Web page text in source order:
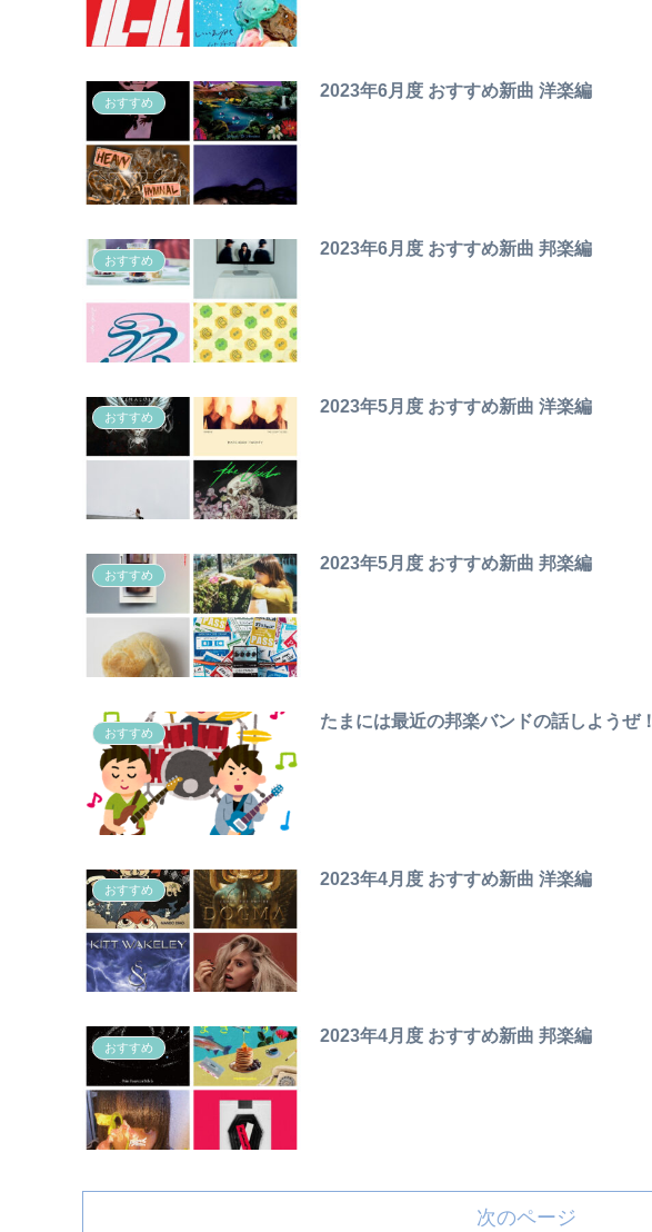
おすすめ
2023年6月度 おすすめ新曲 洋楽編
おすすめ
2023年6月度 おすすめ新曲 邦楽編
おすすめ
2023年5月度 おすすめ新曲 洋楽編
おすすめ
2023年5月度 おすすめ新曲 邦楽編
おすすめ
たまには最近の邦楽バンドの話しようぜ！
おすすめ
2023年4月度 おすすめ新曲 洋楽編
おすすめ
2023年4月度 おすすめ新曲 邦楽編
次のページ